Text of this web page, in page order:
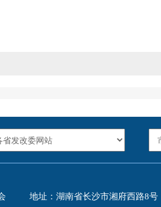
地址：湖南省长沙市湘府西路8号